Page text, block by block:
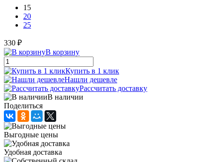
15
20
25
330 ₽
В корзину
Купить в 1 клик
Нашли дешевле
Рассчитать доставку
В наличии
Поделиться
Выгодные цены
Удобная доставка